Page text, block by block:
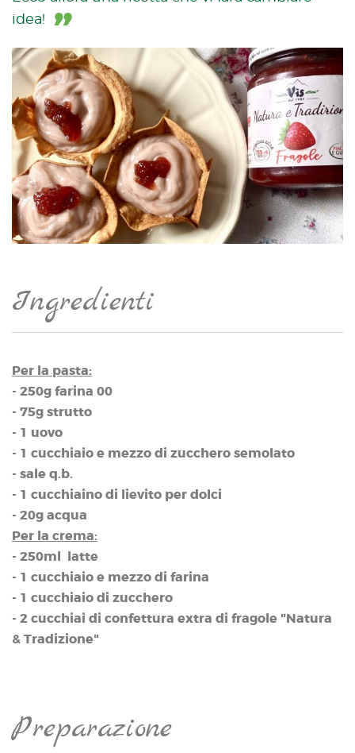
idea!
Ingredienti
Per la pasta:
- 250g farina 00
- 75g strutto
- 1 uovo
- 1 cucchiaio e mezzo di zucchero semolato
- sale q.b.
- 1 cucchiaino di lievito per dolci
- 20g acqua
Per la crema:
- 250ml latte
- 1 cucchiaio e mezzo di farina
- 1 cucchiaio di zucchero
- 2 cucchiai di confettura extra di fragole "Natura
& Tradizione"
Preparazione